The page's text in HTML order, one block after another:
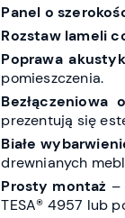
Panel o
Rozstaw lameli
Poprawa
pomieszczenia.
Bezłączeniowa
prezentują się
Białe
drewnianych
Prosty montaż –
TESA® 4957 lub